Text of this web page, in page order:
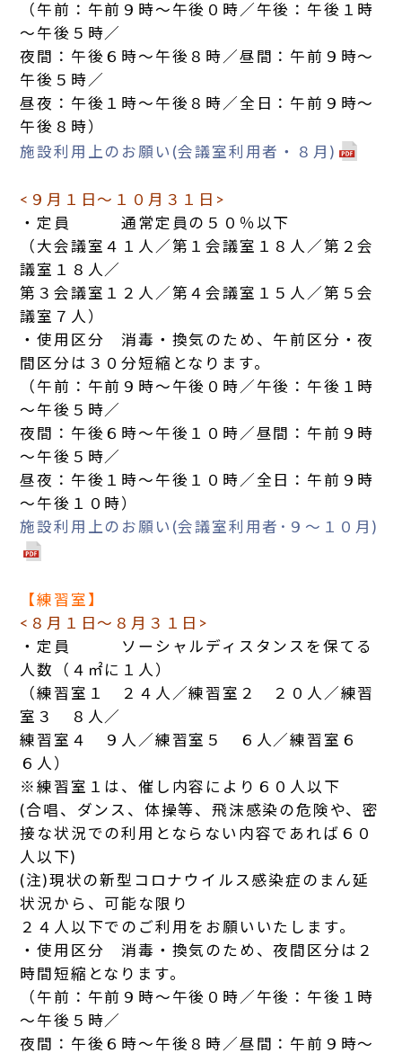
（午前：午前９時～午後０時／午後：午後１時
～午後５時／
夜間：午後６時～午後８時／昼間：午前９時～
午後５時／
昼夜：午後１時～午後８時／全日：午前９時～
午後８時）
施設利用上のお願い(会議室利用者・８月)
<９月１日～１０月３１日>
・定員 通常定員の５０％以下
（大会議室４１人／第１会議室１８人／第２会
議室１８人／
第３会議室１２人／第４会議室１５人／第５会
議室７人）
・使用区分 消毒・換気のため、午前区分・夜
間区分は３０分短縮となります。
（午前：午前９時～午後０時／午後：午後１時
～午後５時／
夜間：午後６時～午後１０時／昼間：午前９時
～午後５時／
昼夜：午後１時～午後１０時／全日：午前９時
～午後１０時）
施設利用上のお願い(会議室利用者･９～１０月)
【練習室】
<８月１日～８月３１日>
・定員 ソーシャルディスタンスを保てる
人数（４㎡に１人）
（練習室１ ２４人／練習室２ ２０人／練習
室３ ８人／
練習室４ ９人／練習室５ ６人／練習室６
６人）
※練習室１は、催し内容により６０人以下
(合唱、ダンス、体操等、飛沫感染の危険や、密
接な状況での利用とならない内容であれば６０
人以下)
(注)現状の新型コロナウイルス感染症のまん延
状況から、可能な限り
２４人以下でのご利用をお願いいたします。
・使用区分 消毒・換気のため、夜間区分は２
時間短縮となります。
（午前：午前９時～午後０時／午後：午後１時
～午後５時／
夜間：午後６時～午後８時／昼間：午前９時～